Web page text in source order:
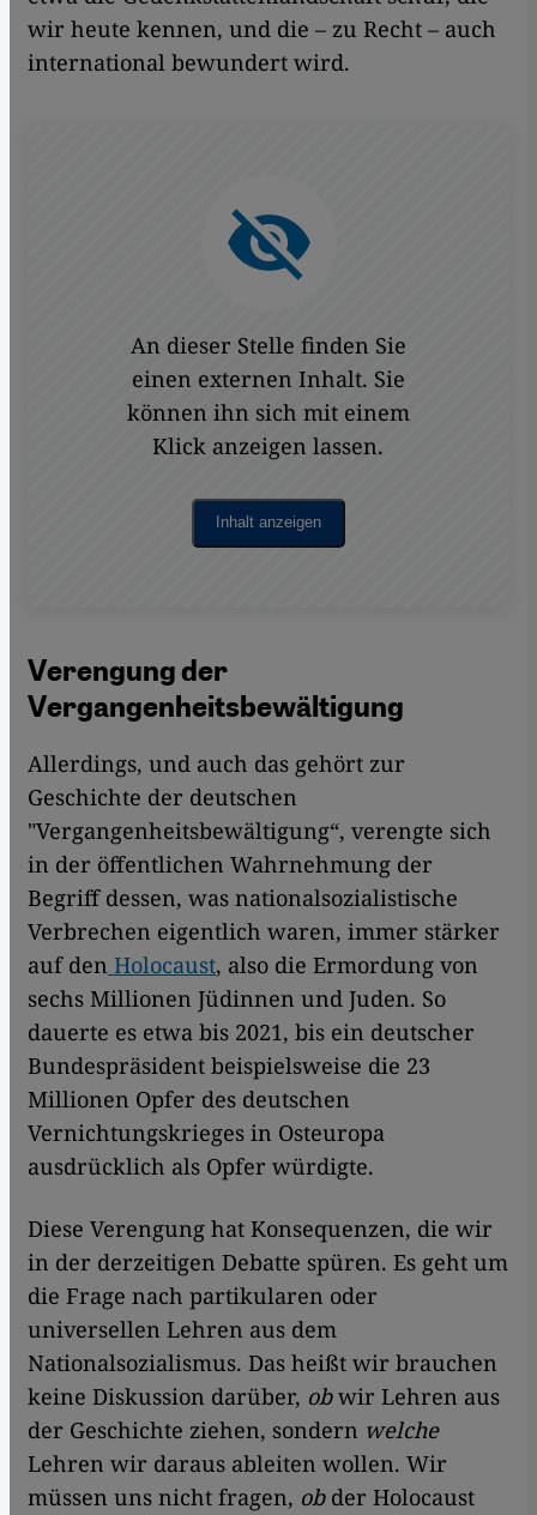
wir heute kennen, und die – zu Recht – auch
international bewundert wird.
An dieser Stelle finden Sie
einen externen Inhalt. Sie
können ihn sich mit einem
Klick anzeigen lassen.
Inhalt anzeigen
Verengung der
Vergangenheitsbewältigung
Allerdings, und auch das gehört zur
Geschichte der deutschen
"Vergangenheitsbewältigung“, verengte sich
in der öffentlichen Wahrnehmung der
Begriff dessen, was nationalsozialistische
Verbrechen eigentlich waren, immer stärker
auf den Holocaust, also die Ermordung von
sechs Millionen Jüdinnen und Juden. So
dauerte es etwa bis 2021, bis ein deutscher
Bundespräsident beispielsweise die 23
Millionen Opfer des deutschen
Vernichtungskrieges in Osteuropa
ausdrücklich als Opfer würdigte.
Diese Verengung hat Konsequenzen, die wir
in der derzeitigen Debatte spüren. Es geht um
die Frage nach partikularen oder
universellen Lehren aus dem
Nationalsozialismus. Das heißt wir brauchen
keine Diskussion darüber, obwir Lehren aus
der Geschichte ziehen, sondern welche
Lehren wir daraus ableiten wollen. Wir
müssen uns nicht fragen, obder Holocaust